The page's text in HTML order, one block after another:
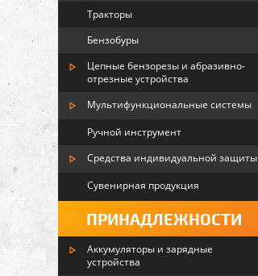
Тракторы
Бензобуры
Цепные бензорезы и абразивно-
отрезные устройства
Мультифункциональные системы
Ручной инструмент
Средства индивидуальной защиты
Сувенирная продукция
ПРИНАДЛЕЖНОСТИ
Аккумуляторы и зарядные
устройства